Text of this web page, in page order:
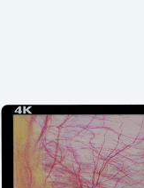
确保
满足
嵌入